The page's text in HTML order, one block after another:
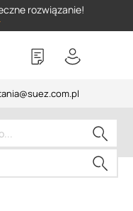
rozwiązanie!